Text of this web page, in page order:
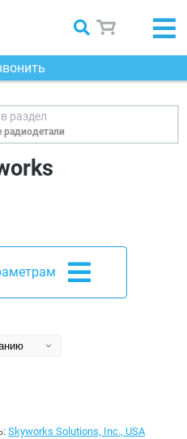
Skyworks Solutions, Inc., USA